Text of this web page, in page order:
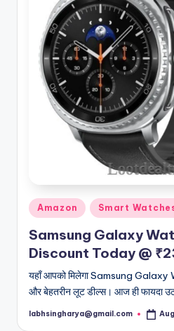
Posted
in
Amazon Smart
Samsung Galaxy
Discount Today @
यहाँ आपको मिलेगा Samsung Galaxy
और बेहतरीन लूट डील्स। आज ही फायदा
Posted
labhsingharya@gmail.com